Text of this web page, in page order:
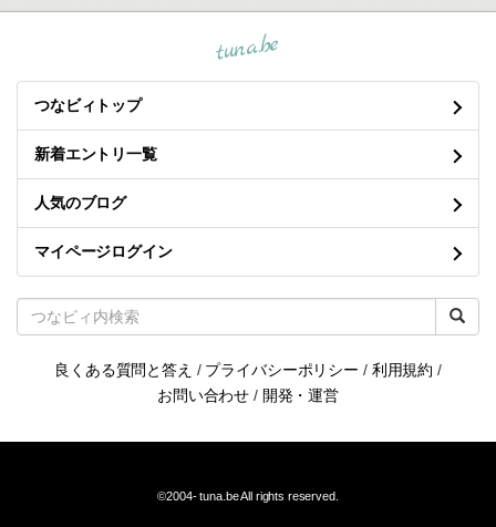
tuna.be
つなビィトップ
新着エントリ一覧
人気のブログ
マイページログイン
良くある質問と答え / プライバシーポリシー / 利用規約 /
お問い合わせ / 開発・運営
©2004-tuna.beAll rights reserved.